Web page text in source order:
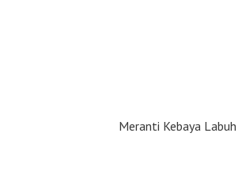
Meranti Kebaya Labuh